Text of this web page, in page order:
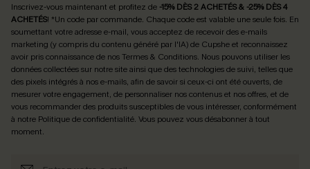
Inscrivez-vous maintenant et profitez de -15% DÈS 2 ACHETÉS & -25% DÈS 4
ACHETÉS! *Un code par commande. Chaque code est valable une seule fois. En
soumettant votre adresse e-mail, vous acceptez de recevoir des e-mails
marketing (y compris du contenu généré par l'IA) de Cupshe et reconnaissez
avoir pris connaissance de nosTermes & Conditions. Nous pouvons utiliser les
données collectées sur notre site ainsi que des technologies de suivi, telles que
des pixels intégrés à nos e-mails, afin de savoir si ceux-ci ont été ouverts, de
mesurer votre engagement, de personnaliser nos contenus et nos offres, et de
vous recommander des produits susceptibles de vous intéresser, conformément
à notre Politique de confidentialité. Vous pouvez vous désabonner à tout
moment.